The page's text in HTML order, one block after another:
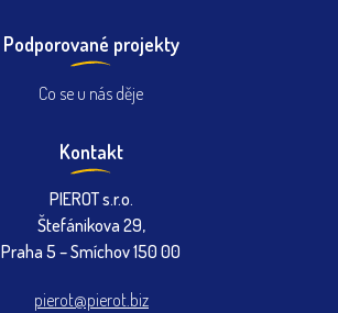
Podporované projekty
Co se u nás děje
Kontakt
PIEROT s.r.o.
Štefánikova 29,
Praha 5 – Smíchov 150 00
pierot@pierot.biz